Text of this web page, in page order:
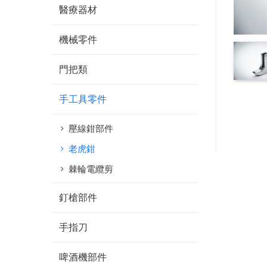
醫療器材
機械零件
門把類
手工具零件
壓線鉗部件
老虎鉗
棘輪電纜剪
釘槍部件
手指刀
啤酒機部件